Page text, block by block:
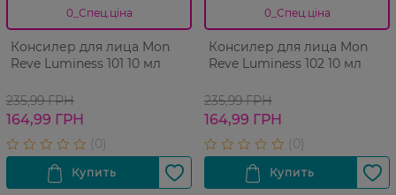
0_Спец.ціна
Консилер для лица Mon
Reve Luminess 101 10 мл
235,99 ГРН
164,99 ГРН
0_Спец.ціна
Консилер для лица Mon
Reve Luminess 102 10 мл
235,99 ГРН
164,99 ГРН